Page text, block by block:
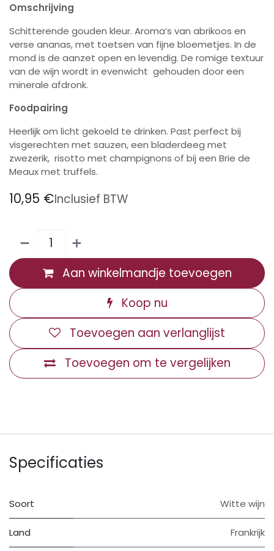
Omschrijving
Schitterende gouden kleur. Aroma’s van abrikoos en
verse ananas, met toetsen van fijne bloemetjes. In de
mond is de aanzet open en levendig. De romige textuur
van de wijn wordt in evenwicht gehouden door een
minerale afdronk.
Foodpairing
Heerlijk om licht gekoeld te drinken. Past perfect bij
visgerechten met sauzen, een bladerdeeg met
zwezerik, risotto met champignons of bij een Brie de
Meaux met truffels.
10,95 €Inclusief BTW
Aan winkelmandje toevoegen
Koop nu
Toevoegen om te vergelijken
Toevoegen aan verlanglijst
Specificaties
Soort Witte wijn
Land Frankrijk